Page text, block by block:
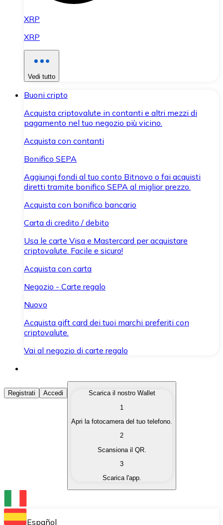
XRP
XRP
Vedi tutto
Buoni cripto
Acquista criptovalute in contanti e altri mezzi di
pagamento nel tuo negozio più vicino.
Acquista con contanti
Bonifico SEPA
Aggiungi fondi al tuo conto Bitnovo o fai acquisti
diretti tramite bonifico SEPA al miglior prezzo.
Acquista con bonifico bancario
Carta di credito / debito
Usa le carte Visa e Mastercard per acquistare
criptovalute. Facile e sicuro!
Acquista con carta
Negozio - Carte regalo
Nuovo
Acquista gift card dei tuoi marchi preferiti con
criptovalute.
Vai al negozio di carte regalo
Acquista Criptovalute
Acquista le criptovalute che ti interessano in modo
Converti le tue criptovalute in valuta fiat quando ne
Scambia una criptovaluta con un'altra
Conserva le tue cripto in un Wallet self-custodial.
Registrati Accedi
Scarica il nostro Wallet
1
Apri la fotocamera del tuo telefono.
2
Scansiona il QR.
3
Scarica l'app.
Español